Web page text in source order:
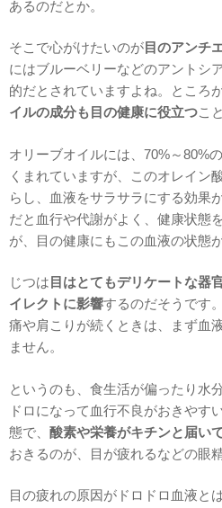
あるのだとか。
そこで心がけたいのが 目のアンチ
にはブルーベリーなどのアントシ
的だとされていますよね。ところ
イルの成分も目の健康に役立つこ
オリーブオイルには、70%～80%の
くまれていますが、このオレイン
らし、血液をサラサラにする効果
だと血行や代謝がよく、健康状態
が、目の健康にもこの血液の状態
じつは 目はとてもデリケートな器
イレクトに影響するのだそうです
痛や肩こりが続くときは、まず血
ません。
というのも、食生活が偏ったり水
ドロになって血行不良がおきやす
態で、 酸素や栄養がキチンと届い
おきるのが、目が疲れるなどの眼精
目の疲れの原因がドロドロ血液と